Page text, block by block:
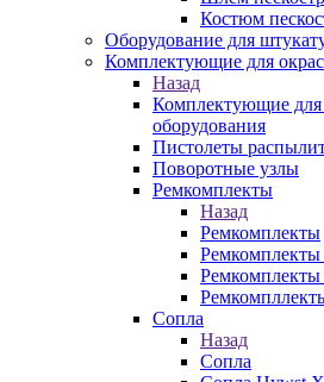
Костюм
Оборудование для
Комплектующие для
Назад
Комплектующие для
оборудования
Пистолеты
Поворотные узлы
Ремкомплекты
Назад
Ремкомплекты
Ремкомплекты
Сопла
Назад
Сопла